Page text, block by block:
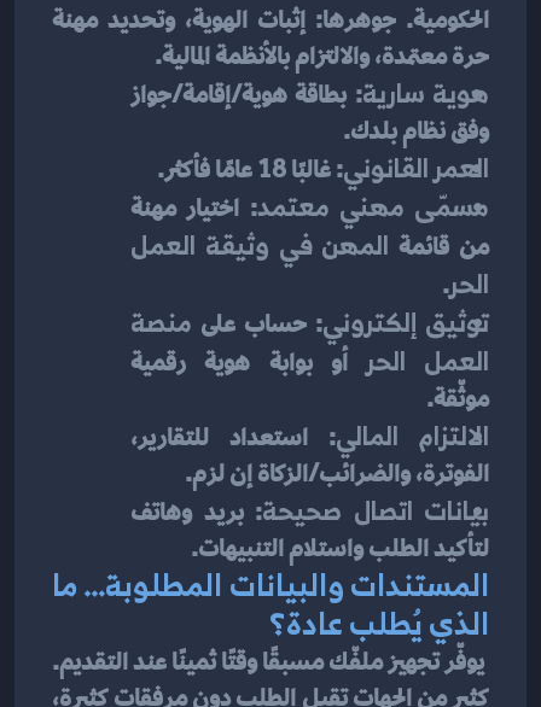
حرة معتمدة، والالتزام بالأنظمة المالية.
هوية سارية : بطاقة هوية/إقامة/جواز
وفق نظام بلدك.
العمر القانوني: غالبًا 18 عامًا فأكثر.
مسمّى مهني معتمد : اختيار مهنة
من قائمة
الحر.
توثيق إلكتروني: حساب على
العمل الحر
أو بوابة هوية رقمية
موثّقة.
الالتزام المالي
الفوترة، والضرائب/الزكاة إن لزم.
بيانات اتصال صحيحة
لتأكيد الطلب واستلام التنبيهات.
الذي يُطلب عادة؟